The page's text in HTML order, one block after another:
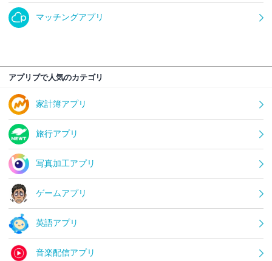
マッチングアプリ
アプリブで人気のカテゴリ
家計簿アプリ
旅行アプリ
写真加工アプリ
ゲームアプリ
英語アプリ
音楽配信アプリ